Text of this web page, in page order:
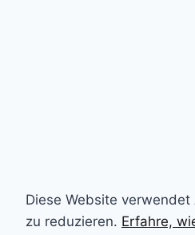
Diese Website verwendet
zu reduzieren. Erfahre,